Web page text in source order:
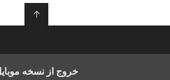
↑
خروج از نسخه